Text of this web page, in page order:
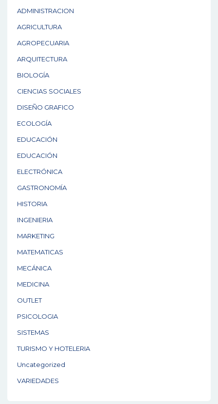
ADMINISTRACION
AGRICULTURA
AGROPECUARIA
ARQUITECTURA
BIOLOGÍA
CIENCIAS SOCIALES
DISEÑO GRAFICO
ECOLOGÍA
EDUCACIÓN
EDUCACIÓN
ELECTRÓNICA
GASTRONOMÍA
HISTORIA
INGENIERIA
MARKETING
MATEMATICAS
MECÁNICA
MEDICINA
OUTLET
PSICOLOGIA
SISTEMAS
TURISMO Y HOTELERIA
Uncategorized
VARIEDADES